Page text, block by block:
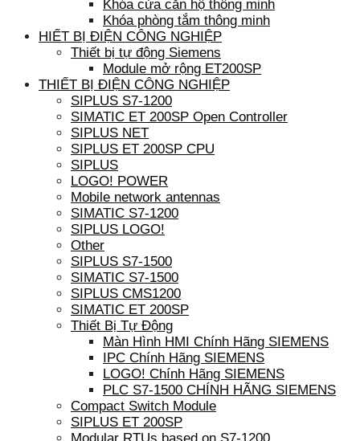
Khóa cửa căn hộ thông minh
Khóa phòng tắm thông minh
HIẾT BỊ ĐIỆN CÔNG NGHIỆP
Thiết bị tự động Siemens
Module mở rộng ET200SP
THIẾT BỊ ĐIỆN CÔNG NGHIỆP
SIPLUS S7-1200
SIMATIC ET 200SP Open Controller
SIPLUS NET
SIPLUS ET 200SP CPU
SIPLUS
LOGO! POWER
Mobile network antennas
SIMATIC S7-1200
SIPLUS LOGO!
Other
SIPLUS S7-1500
SIMATIC S7-1500
SIPLUS CMS1200
SIMATIC ET 200SP
Thiết Bị Tự Động
Màn Hình HMI Chính Hãng SIEMENS
IPC Chính Hãng SIEMENS
LOGO! Chính Hãng SIEMENS
PLC S7-1500 CHÍNH HÃNG SIEMENS
Compact Switch Module
SIPLUS ET 200SP